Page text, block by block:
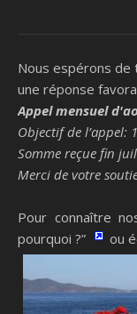
Nous espérons
une réponse
Appel mensuel
Objectif de l’appel:
Somme reçue fin
Merci de votre
Pour connaître
pourquoi ?”
ou